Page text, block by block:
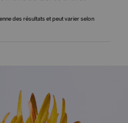
des résultats et peut varier selon